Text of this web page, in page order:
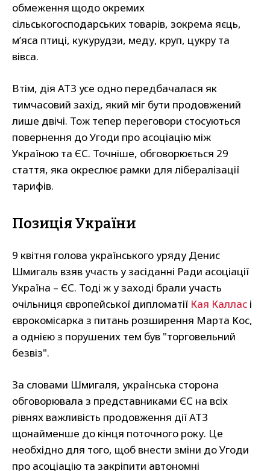
обмеження щодо окремих
сільськогосподарських товарів, зокрема яєць,
м’яса птиці, кукурудзи, меду, круп, цукру та
вівса.
Втім, дія АТЗ усе одно передбачалася як
тимчасовий захід, який міг бути продовжений
лише двічі. Тож тепер переговори стосуються
повернення до Угоди про асоціацію між
Україною та ЄС. Точніше, обговорюється 29
стаття, яка окреслює рамки для лібералізації
тарифів.
Позиція України
9 квітня голова українського уряду Денис
Шмигаль взяв участь у засіданні Ради асоціації
Україна – ЄС. Тоді ж у заході брали участь
очільниця європейської дипломатії Кая Каллас і
єврокомісарка з питань розширення Марта Кос,
а однією з порушених тем був "торговельний
безвіз".
За словами Шмигаля, українська сторона
обговорювала з представниками ЄС на всіх
рівнях важливість продовження дії АТЗ
щонайменше до кінця поточного року. Це
необхідно для того, щоб внести зміни до Угоди
про асоціацію та закріпити автономні